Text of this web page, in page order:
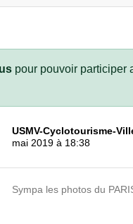
pour pouvoir participer
USMV-Cyclotourisme-
mai 2019 à 18:38
Sympa les photos du